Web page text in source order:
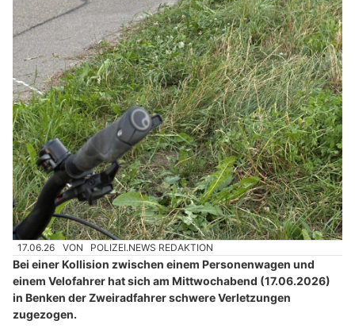
17.06.26 VON POLIZEI.NEWS REDAKTION
Bei einer Kollision zwischen einem Personenwagen und
einem Velofahrer hat sich am Mittwochabend (17.06.2026)
in Benken der Zweiradfahrer schwere Verletzungen
zugezogen.